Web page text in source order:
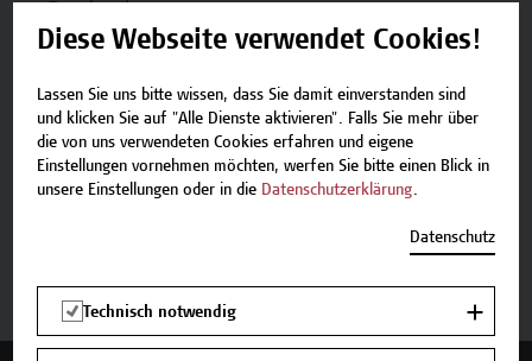
Beschreibung
Zurück zum Zertifikatsprogramm
Diese Webseite verwendet Cookies!
Lassen Sie uns bitte wissen, dass Sie damit einverstanden sind
und klicken Sie auf "Alle Dienste aktivieren". Falls Sie mehr über
die von uns verwendeten Cookies erfahren und eigene
Einstellungen vornehmen möchten, werfen Sie bitte einen Blick in
unsere Einstellungen oder in die Datenschutzerklärung.
Datenschutz
Technisch notwendig